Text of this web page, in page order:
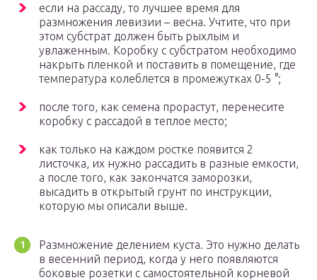
если на рассаду, то лучшее время для
размножения левизии – весна. Учтите, что при
этом субстрат должен быть рыхлым и
увлаженным. Коробку с субстратом необходимо
накрыть пленкой и поставить в помещение, где
температура колеблется в промежутках 0-5 °;
после того, как семена прорастут, перенесите
коробку с рассадой в теплое место;
как только на каждом ростке появится 2
листочка, их нужно рассадить в разные емкости,
а после того, как закончатся заморозки,
высадить в открытый грунт по инструкции,
которую мы описали выше.
Размножение делением куста. Это нужно делать
в весенний период, когда у него появляются
боковые розетки с самостоятельной корневой